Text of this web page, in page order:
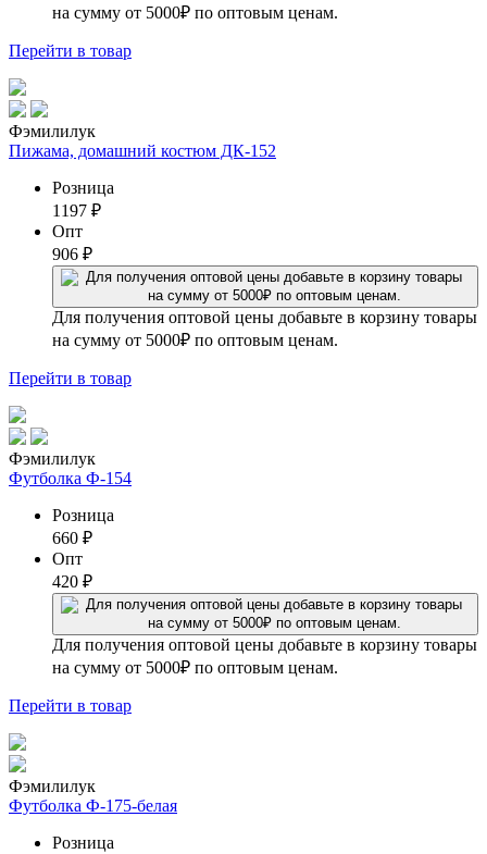
на сумму от 5000₽ по оптовым ценам.
Перейти в товар
Фэмилилук
Пижама, домашний костюм ДК-152
Розница
1197 ₽
Опт
906 ₽
Для получения оптовой цены добавьте в корзину товары
на сумму от 5000₽ по оптовым ценам.
Перейти в товар
Фэмилилук
Футболка Ф-154
Розница
660 ₽
Опт
420 ₽
Для получения оптовой цены добавьте в корзину товары
на сумму от 5000₽ по оптовым ценам.
Перейти в товар
Фэмилилук
Футболка Ф-175-белая
Розница